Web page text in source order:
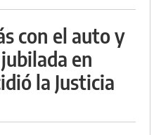
con el auto y
en
la Justicia